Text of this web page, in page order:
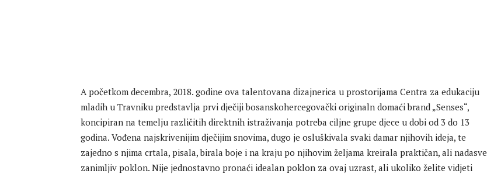
A početkom decembra, 2018. godine ova talentovana dizajnerica u prostorijama Centra za edukaciju
mladih u Travniku predstavlja prvi dječiji bosanskohercegovački originaln domaći brand „Senses“,
koncipiran na temelju različitih direktnih istraživanja potreba ciljne grupe djece u dobi od 3 do 13
godina. Vođena najskrivenijim dječijim snovima, dugo je osluškivala svaki damar njihovih ideja, te
zajedno s njima crtala, pisala, birala boje i na kraju po njihovim željama kreirala praktičan, ali nadasve
zanimljiv poklon. Nije jednostavno pronaći idealan poklon za ovaj uzrast, ali ukoliko želite vidjeti